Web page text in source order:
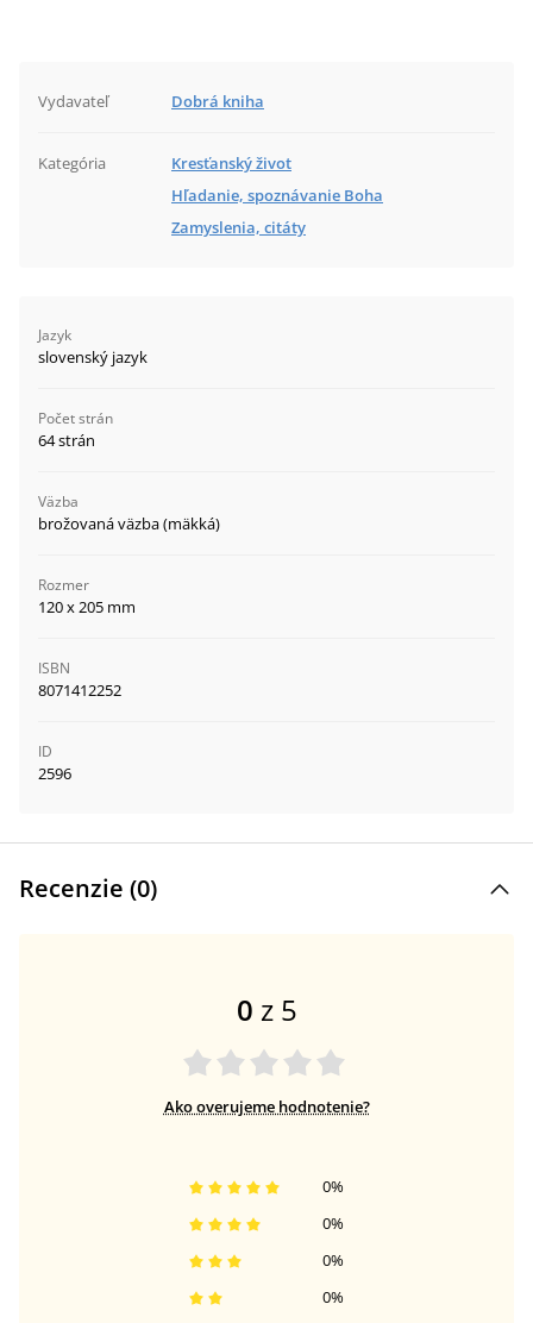
Vydavateľ Dobrá kniha
Kategória
Kresťanský život
Hľadanie, spoznávanie Boha
Zamyslenia, citáty
Jazyk
slovenský jazyk
Počet strán
64 strán
Väzba
brožovaná väzba (mäkká)
Rozmer
120 x 205 mm
ISBN
8071412252
ID
2596
Recenzie (0)
0 z 5
Ako overujeme hodnotenie?
0%
0%
0%
0%